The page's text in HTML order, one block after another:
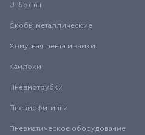
U-болты
Скобы металлические
Хомутная лента и замки
Камлоки
Пневмотрубки
Пневмофитинги
Пневматическое оборудование